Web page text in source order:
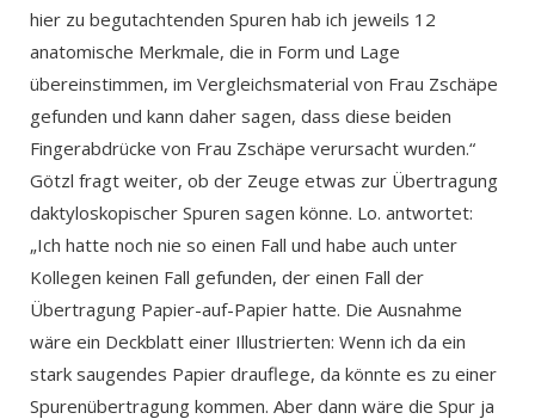
hier zu begutachtenden Spuren hab ich jeweils 12
anatomische Merkmale, die in Form und Lage
übereinstimmen, im Vergleichsmaterial von Frau Zschäpe
gefunden und kann daher sagen, dass diese beiden
Fingerabdrücke von Frau Zschäpe verursacht wurden.“
Götzl fragt weiter, ob der Zeuge etwas zur Übertragung
daktyloskopischer Spuren sagen könne. Lo. antwortet:
„Ich hatte noch nie so einen Fall und habe auch unter
Kollegen keinen Fall gefunden, der einen Fall der
Übertragung Papier-auf-Papier hatte. Die Ausnahme
wäre ein Deckblatt einer Illustrierten: Wenn ich da ein
stark saugendes Papier drauflege, da könnte es zu einer
Spurenübertragung kommen. Aber dann wäre die Spur ja